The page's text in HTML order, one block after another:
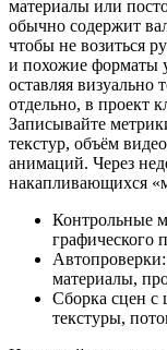
материалы или
обычно содержит
чтобы не возиться
и похожие форматы
оставляя визуально
отдельно, в проект
Записывайте
текстур, объём
анимаций. Через
накапливающихся
Контрольные
графического
материалы,
Сборка сцен с
текстуры,